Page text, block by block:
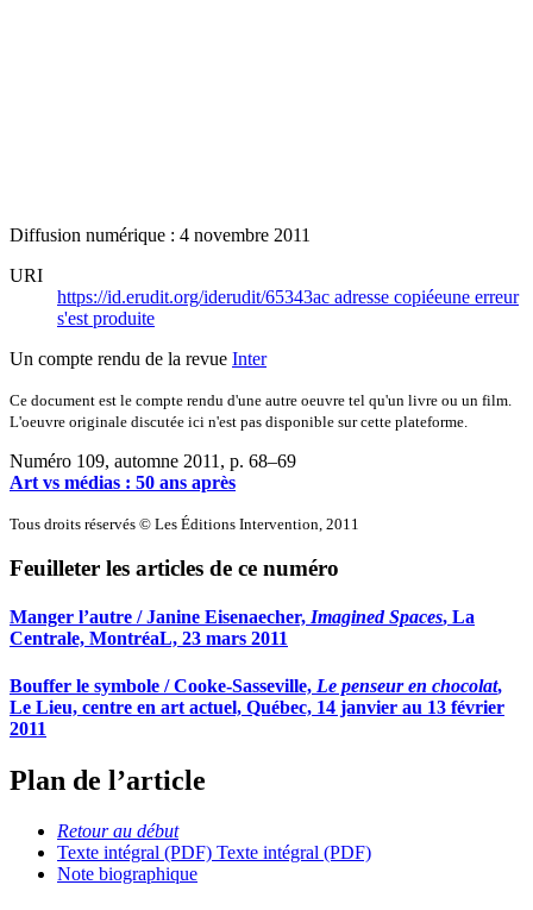
Diffusion numérique : 4 novembre 2011
URI
https://id.erudit.org/iderudit/65343ac adresse copiéeune erreur
s'est produite
Un compte rendu de la revue Inter
Ce document est le compte rendu d'une autre oeuvre tel qu'un livre ou un film.
L'oeuvre originale discutée ici n'est pas disponible sur cette plateforme.
Numéro 109, automne 2011 , p. 68–69
Art vs médias : 50 ans après
Tous droits réservés © Les Éditions Intervention, 2011
Feuilleter les articles de ce numéro
Manger l’autre / Janine Eisenaecher, Imagined Spaces, La
Centrale, MontréaL, 23 mars 2011
Bouffer le symbole / Cooke-Sasseville, Le penseur en chocolat,
Le Lieu, centre en art actuel, Québec, 14 janvier au 13 février
2011
Plan de l’article
Retour au début
Texte intégral (PDF) Texte intégral (PDF)
Note biographique